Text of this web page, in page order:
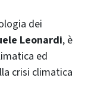
dei
Leonardi, è
ed
crisi climatica